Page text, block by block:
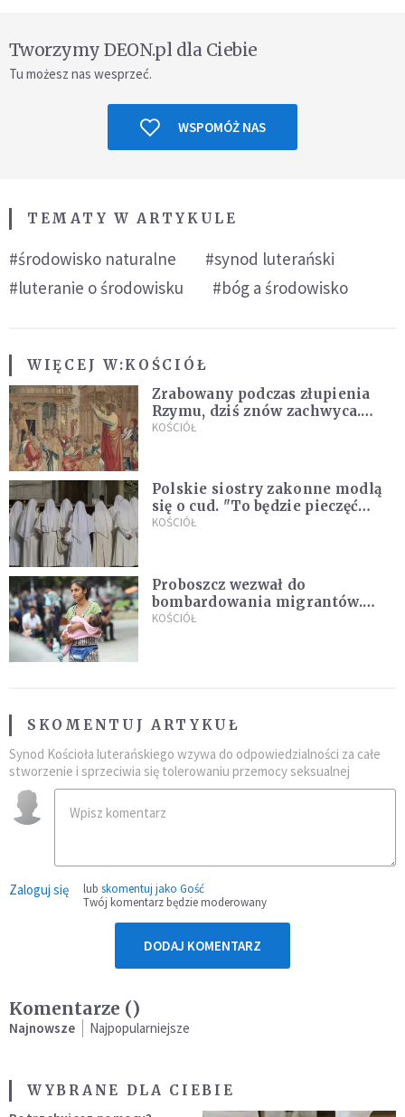
Tworzymy DEON.pl dla Ciebie
Tu możesz nas wesprzeć.
WSPOMÓŻ NAS
TEMATY W ARTYKULE
#środowisko naturalne
#synod luterański
#luteranie o środowisku
#bóg a środowisko
WIĘCEJ W:KOŚCIÓŁ
Zrabowany podczas złupienia
Rzymu, dziś znów zachwyca.
Wyjątkowy arras w Castel
KOŚCIÓŁ
Polskie siostry zakonne modlą
się o cud. "To będzie pieczęć
Pana Boga dla naszej wiary"
KOŚCIÓŁ
Proboszcz wezwał do
bombardowania migrantów.
"Masowy ogień przeciwko
KOŚCIÓŁ
SKOMENTUJ ARTYKUŁ
Synod Kościoła luterańskiego wzywa do odpowiedzialności za całe
stworzenie i sprzeciwia się tolerowaniu przemocy seksualnej
Zaloguj się lub skomentuj jako Gość
Twój komentarz będzie moderowany
DODAJ KOMENTARZ
Komentarze ()
Najnowsze Najpopularniejsze
WYBRANE DLA CIEBIE